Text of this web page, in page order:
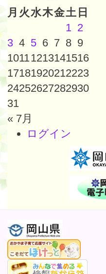
月 火水木金土 日
1 2
3 4 5 6 7 8 9
10111213141516
17181920212223
24252627282930
31
« 7月
ログイン